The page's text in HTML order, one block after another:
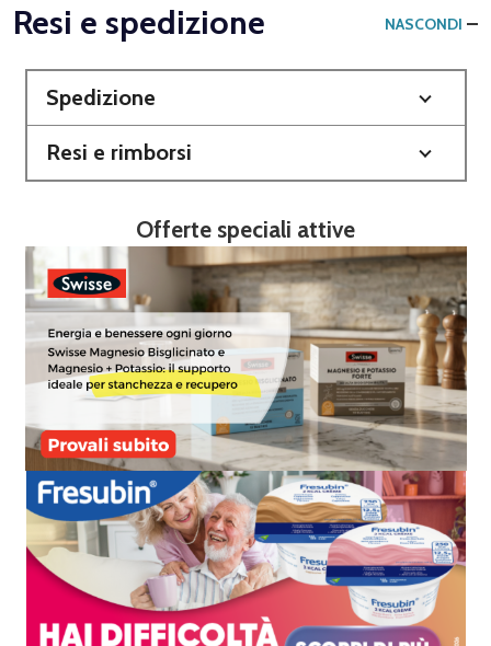
Resi e spedizione NASCONDI
Spedizione
Resi e rimborsi
Offerte speciali attive